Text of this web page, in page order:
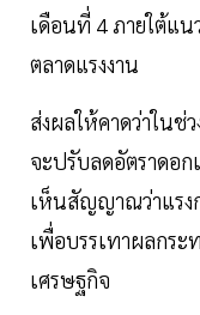
เดือนที่ 4 ภายใต้แน
ตลาดแรงงาน
ส่งผลให้คาดว่าในช่
จะปรับลดอัตราดอก
เห็นสัญญาณว่าแรง
เพื่อบรรเทาผลกระ
เศรษฐกิจ